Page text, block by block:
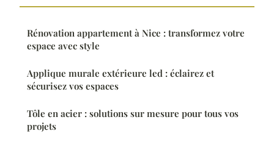
Rénovation appartement à Nice : transformez votre
espace avec style
Applique murale extérieure led : éclairez et
sécurisez vos espaces
Tôle en acier : solutions sur mesure pour tous vos
projets